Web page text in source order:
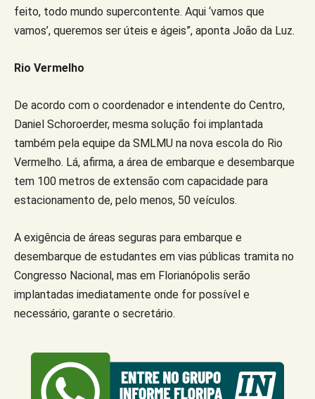
feito, todo mundo supercontente. Aqui ‘vamos que
vamos’, queremos ser úteis e ágeis”, aponta João da Luz.
Rio Vermelho
De acordo com o coordenador e intendente do Centro,
Daniel Schoroerder, mesma solução foi implantada
também pela equipe da SMLMU na nova escola do Rio
Vermelho. Lá, afirma, a área de embarque e desembarque
tem 100 metros de extensão com capacidade para
estacionamento de, pelo menos, 50 veículos.
A exigência de áreas seguras para embarque e
desembarque de estudantes em vias públicas tramita no
Congresso Nacional, mas em Florianópolis serão
implantadas imediatamente onde for possível e
necessário, garante o secretário.